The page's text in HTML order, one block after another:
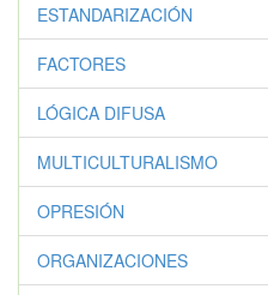
ESTANDARIZACIÓN
FACTORES
LÓGICA DIFUSA
MULTICULTURALISMO
OPRESIÓN
ORGANIZACIONES